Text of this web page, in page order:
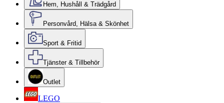
Hem, Hushåll & Trädgård
Personvård, Hälsa & Skönhet
Sport & Fritid
Tjänster & Tillbehör
Outlet
LEGO